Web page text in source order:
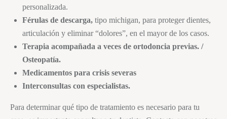
personalizada.
Férulas de descarga, tipo michigan, para proteger dientes,
articulación y eliminar “dolores”, en el mayor de los casos.
Terapia acompañada a veces de ortodoncia previas. /
Osteopatía.
Medicamentos para crisis severas
Interconsultas con especialistas.
Para determinar qué tipo de tratamiento es necesario para tu